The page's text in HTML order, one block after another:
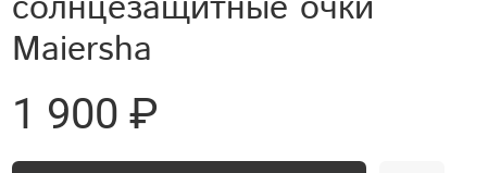
Maiersha
1 900 ₽